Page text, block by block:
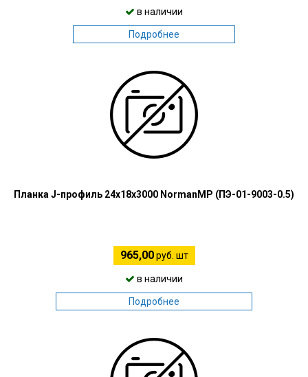
в наличии
Подробнее
Планка J-профиль 24х18х3000 NormanMP (ПЭ-01-9003-0.5)
965,00руб. шт
в наличии
Подробнее